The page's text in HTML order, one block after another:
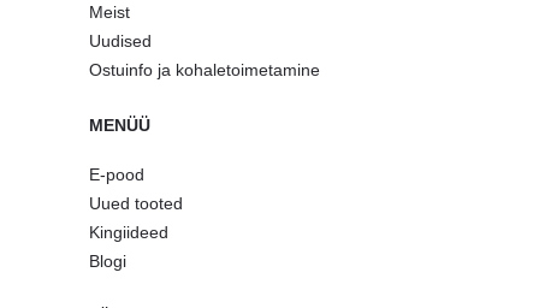
Meist
Uudised
Ostuinfo ja kohaletoimetamine
MENÜÜ
E-pood
Uued tooted
Kingiideed
Blogi